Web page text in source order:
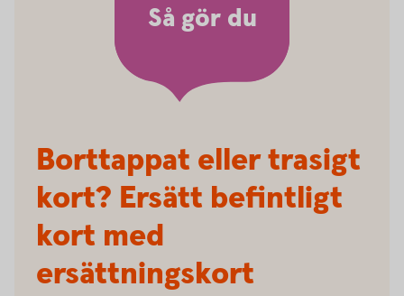
Borttappat eller trasigt
kort? Ersätt befintligt
kort med
ersättningskort
Så gör du